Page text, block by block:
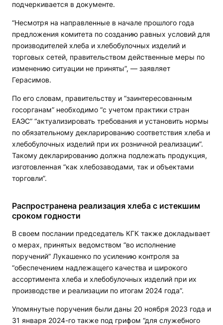
подчеркивается в документе.
“Несмотря на направленные в начале прошлого года
предложения комитета по созданию равных условий для
производителей хлеба и хлебобулочных изделий и
торговых сетей, правительством действенные меры по
изменению ситуации не приняты”, — заявляет
Герасимов.
По его словам, правительству и “заинтересованным
госорганам” необходимо “с учетом практики стран
ЕАЭС” “актуализировать требования и установить нормы
по обязательному декларированию соответствия хлеба и
хлебобулочных изделий при их розничной реализации”.
Такому декларированию должна подлежать продукция,
изготовленная “как хлебозаводами, так и объектами
торговли”.
Распространена реализация хлеба с истекшим
сроком годности
В своем послании председатель КГК также докладывает
о мерах, принятых ведомством “во исполнение
поручений” Лукашенко по усилению контроля за
“обеспечением надлежащего качества и широкого
ассортимента хлеба и хлебобулочных изделий при их
производстве и реализации по итогам 2024 года”.
Упомянутые поручения были даны 20 ноября 2023 года и
31 января 2024-го также под грифом “для служебного